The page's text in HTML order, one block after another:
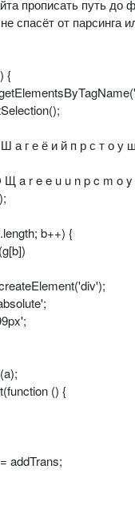
прописать путь до
спасёт от парсинга
{
а г е ё и й п р с т о у
Щ a r e e u u n p c m o
b++) {
() {
addTrans;